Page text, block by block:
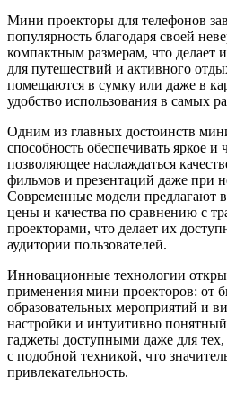
Мини проекторы для телефонов
популярность благодаря своей
компактным размерам, что делает
для путешествий и активного
помещаются в сумку или даже в
удобство использования в самых
Одним из главных достоинств
способность обеспечивать яркое и
позволяющее наслаждаться
фильмов и презентаций даже при
Современные модели предлагают
цены и качества по сравнению с
проекторами, что делает их
аудитории пользователей.
Инновационные технологии
применения мини проекторов: от
образовательных мероприятий и
настройки и интуитивно
гаджеты доступными даже для тех,
с подобной техникой, что
привлекательность.